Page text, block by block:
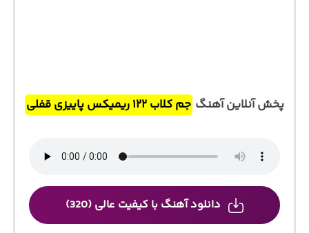
پخش آنلاین آهنگ جم کلاب ۱۲۲ ریمیکس پاییزی قفلی
دانلود آهنگ با کیفیت عالی (320)